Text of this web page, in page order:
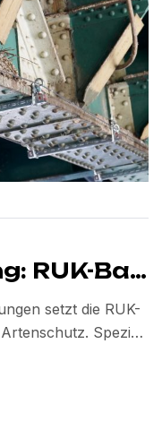
RUK-Bau
setzt die RUK-
Speziell
nachhaltige